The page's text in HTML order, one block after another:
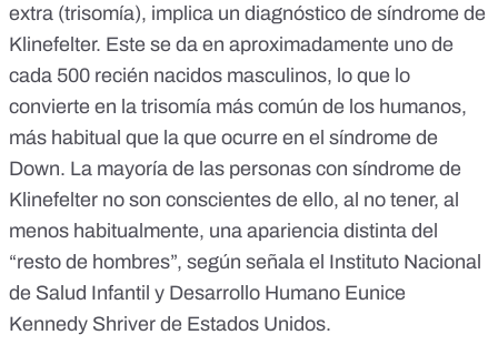
extra (trisomía), implica un diagnóstico de síndrome de
Klinefelter. Este se da en aproximadamente uno de
cada 500 recién nacidos masculinos, lo que lo
convierte en la trisomía más común de los humanos,
más habitual que la que ocurre en el síndrome de
Down. La mayoría de las personas con síndrome de
Klinefelter no son conscientes de ello, al no tener, al
menos habitualmente, una apariencia distinta del
“resto de hombres”, según señala el Instituto Nacional
de Salud Infantil y Desarrollo Humano Eunice
Kennedy Shriver de Estados Unidos.